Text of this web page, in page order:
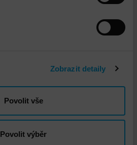
Zobrazit detaily
Povolit vše
Povolit výběr